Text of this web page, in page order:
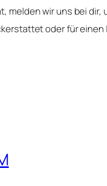
melden wir uns bei
oder für